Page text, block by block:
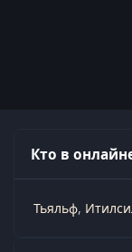
Кто в
Тьяльф